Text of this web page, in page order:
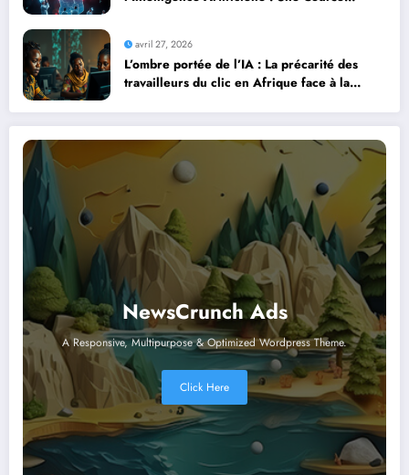
avril 27, 2026
L’ombre portée de l’IA : La précarité des
travailleurs du clic en Afrique face à la
NewsCrunch Ads
A Responsive, Multipurpose & Optimized Wordpress Theme.
Click Here